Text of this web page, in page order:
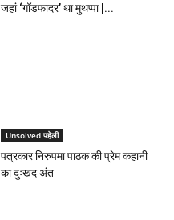
जहां ‘गॉडफादर’ था मुथप्पा |...
Unsolved पहेली
पत्रकार निरुपमा पाठक की प्रेम कहानी
का दुःखद अंत